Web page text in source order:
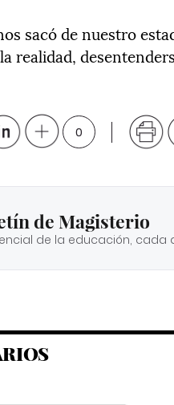
sacó de nuestro
realidad,
0
de Magisterio
de la educación, cada